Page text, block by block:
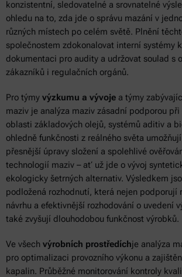
konzistentní, sledovatelné a srovnatelné
ohledu na to, zda jde o správu mazání v
různých místech po celém světě. Plnění
společnostem zdokonalovat interní systémy
dokumentaci pro audity a udržovat soulad s
zákazníků i regulačních orgánů.
Pro týmy výzkumu a vývoje a týmy
maziv je analýza maziv zásadní podporou
oblasti základových olejů, systémů aditiv a
ohledně funkčnosti z reálného světa
přesnější úpravy složení a spolehlivé
technologií maziv – ať už jde o vývoj
ekologicky šetrných alternativ. Výsledkem
podložená rozhodnutí, která nejen podporují
návrhu a efektivnější rozhodování o uvedení
také zvyšují dlouhodobou funkčnost výrobků.
Ve všech výrobních prostředíchje analýza
pro optimalizaci provozního výkonu a
kapalin. Průběžné monitorování kontroly